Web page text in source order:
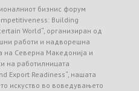
бизнис форум
Building
World“, организиран од
работи и надворешна
на Северна Македонија и
на работилницата
Export Readiness“, нашата
искуство во воведувањето